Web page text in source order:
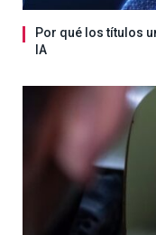
Por qué los títulos
IA